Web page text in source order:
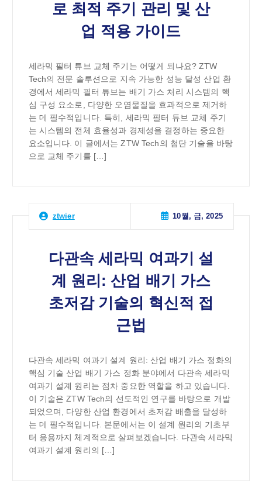
로 최적 주기 관리 및 산
업 적용 가이드
세라믹 필터 튜브 교체 주기는 어떻게 되나요? ZTW
Tech의 전문 솔루션으로 지속 가능한 성능 달성 산업 환
경에서 세라믹 필터 튜브는 배기 가스 처리 시스템의 핵
심 구성 요소로, 다양한 오염물질을 효과적으로 제거하
는 데 필수적입니다. 특히, 세라믹 필터 튜브 교체 주기
는 시스템의 전체 효율성과 경제성을 결정하는 중요한
요소입니다. 이 글에서는 ZTW Tech의 첨단 기술을 바탕
으로 교체 주기를 […]
ztwier 10월, 금, 2025
다관속 세라믹 여과기 설
계 원리: 산업 배기 가스
초저감 기술의 혁신적 접
근법
다관속 세라믹 여과기 설계 원리: 산업 배기 가스 정화의
핵심 기술 산업 배기 가스 정화 분야에서 다관속 세라믹
여과기 설계 원리는 점차 중요한 역할을 하고 있습니다.
이 기술은 ZTW Tech의 선도적인 연구를 바탕으로 개발
되었으며, 다양한 산업 환경에서 초저감 배출을 달성하
는 데 필수적입니다. 본문에서는 이 설계 원리의 기초부
터 응용까지 체계적으로 살펴보겠습니다. 다관속 세라믹
여과기 설계 원리의 […]